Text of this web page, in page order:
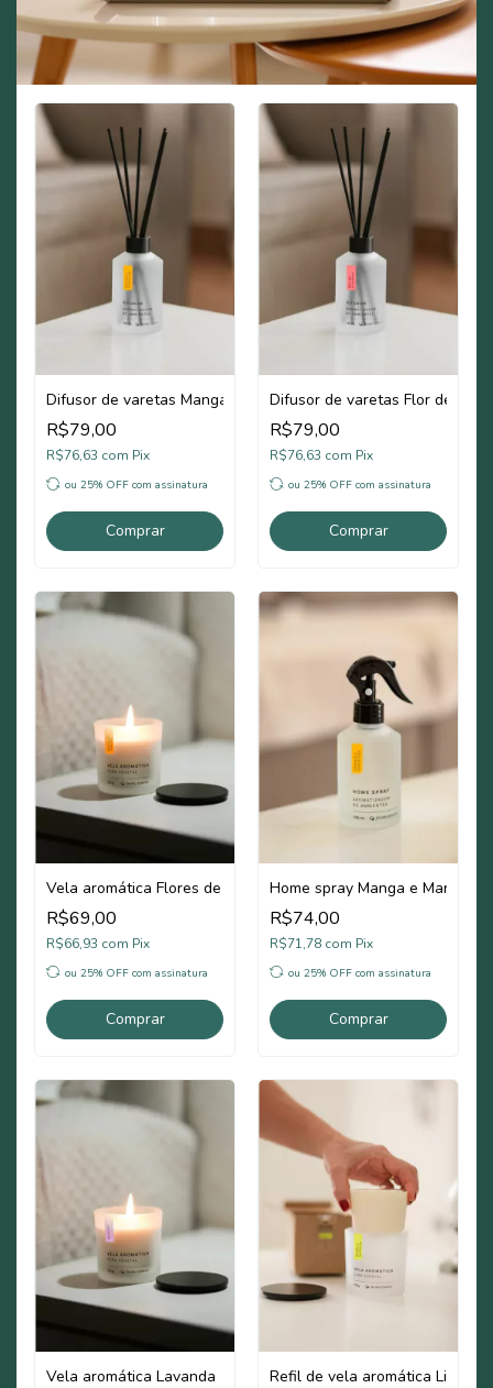
Difusor de varetas Manga e Maracujá
R$79,00
R$76,63 com Pix
ou 25% OFFcom assinatura
Comprar
Difusor de varetas Flor de
R$79,00
R$76,63 com Pix
ou 25% OFFcom assinatura
Comprar
Vela aromática Flores de Outono
R$69,00
R$66,93 com Pix
ou 25% OFFcom assinatura
Comprar
Home spray Manga e Maracujá
R$74,00
R$71,78 com Pix
ou 25% OFFcom assinatura
Comprar
Vela aromática Lavanda Refil de vela aromática Limão